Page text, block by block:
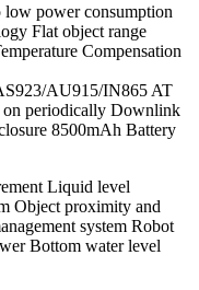
power consumption
Flat object range
Compensation
AU915/IN865 AT
on periodically Downlink
8500mAh Battery
Liquid level
Object proximity and
system Robot
Bottom water level